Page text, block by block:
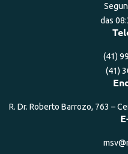
das
(41)
(41)
R. Dr. Roberto Barrozo, 763 –